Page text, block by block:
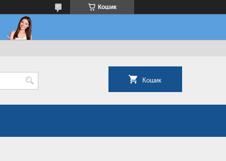
Кошик
Кошик